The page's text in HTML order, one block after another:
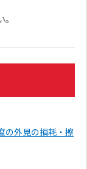
の外見の損耗・擦